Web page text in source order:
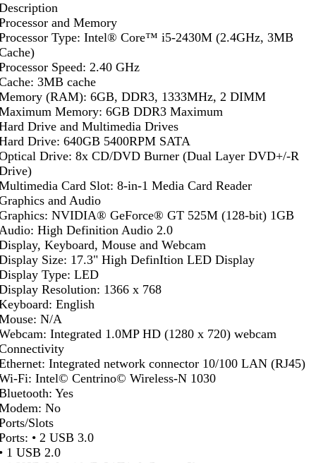
and Memory
Type: Intel® Core™ i5-2430M (2.4GHz, 3MB
Speed: 2.40 GHz
3MB cache
(RAM): 6GB, DDR3, 1333MHz, 2 DIMM
Memory: 6GB DDR3 Maximum
Drive and Multimedia Drives
Drive: 640GB 5400RPM SATA
Drive: 8x CD/DVD Burner (Dual Layer DVD+/-R
Card Slot: 8-in-1 Media Card Reader
and Audio
NVIDIA® GeForce® GT 525M (128-bit) 1GB
High Definition Audio 2.0
Keyboard, Mouse and Webcam
Size: 17.3" High DefinItion LED Display
Type: LED
Resolution: 1366 x 768
English
N/A
Integrated 1.0MP HD (1280 x 720) webcam
Integrated network connector 10/100 LAN (RJ45)
Fi: Intel© Centrino© Wireless-N 1030
Yes
No
Slots
• 2 USB 3.0
1 USB 2.0